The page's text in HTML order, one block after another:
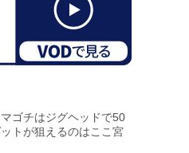
ゴチはジグヘッドで50
トが狙えるのはここ宮